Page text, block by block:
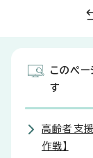
このペ
す
高齢者支
作戦】